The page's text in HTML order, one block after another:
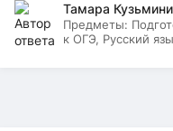
Тамара
Предметы:
к ОГЭ, Русский